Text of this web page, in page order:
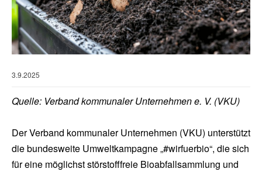
3.9.2025
Quelle: Verband kommunaler Unternehmen e. V. (VKU)
Der Verband kommunaler Unternehmen (VKU) unterstützt
die bundesweite Umweltkampagne „#wirfuerbio“, die sich
für eine möglichst störstofffreie Bioabfallsammlung und